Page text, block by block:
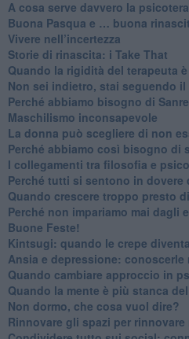
​A cosa serve davvero la
​Buona Pasqua e … buona
​Vivere nell’incertezza
​Storie di rinascita: i Take That
​Quando la rigidità del terapeuta
​Non sei indietro, stai seguendo
​Perché abbiamo bisogno di
​Maschilismo inconsapevole
​La donna può scegliere di non
​Perché abbiamo così bisogno di
​I collegamenti tra filosofia e
​Perché tutti si sentono in dovere
​Quando crescere troppo presto
​Perché non impariamo mai dagli
​Buone Feste!
​Kintsugi: quando le crepe
Ansia e depressione: conoscerle
Quando cambiare approccio in
​Quando la mente è più stanca
Non dormo, che cosa vuol dire?
​Rinnovare gli spazi per